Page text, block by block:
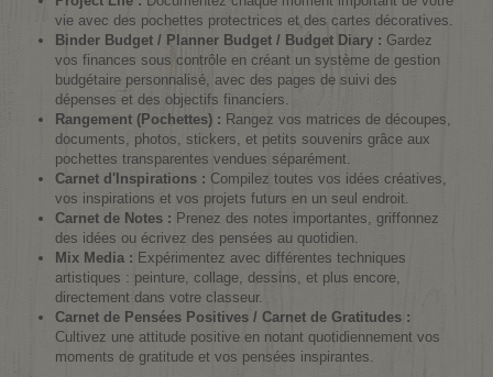
vie avec des pochettes protectrices et des cartes décoratives.
Binder Budget / Planner Budget / Budget Diary : Gardez
vos finances sous contrôle en créant un système de gestion
budgétaire personnalisé, avec des pages de suivi des
dépenses et des objectifs financiers.
Rangement (Pochettes) : Rangez vos matrices de découpes,
documents, photos, stickers, et petits souvenirs grâce aux
pochettes transparentes vendues séparément.
Carnet d'Inspirations : Compilez toutes vos idées créatives,
vos inspirations et vos projets futurs en un seul endroit.
Carnet de Notes : Prenez des notes importantes, griffonnez
des idées ou écrivez des pensées au quotidien.
Mix Media : Expérimentez avec différentes techniques
artistiques : peinture, collage, dessins, et plus encore,
directement dans votre classeur.
Carnet de Pensées Positives / Carnet de Gratitudes :
Cultivez une attitude positive en notant quotidiennement vos
moments de gratitude et vos pensées inspirantes.